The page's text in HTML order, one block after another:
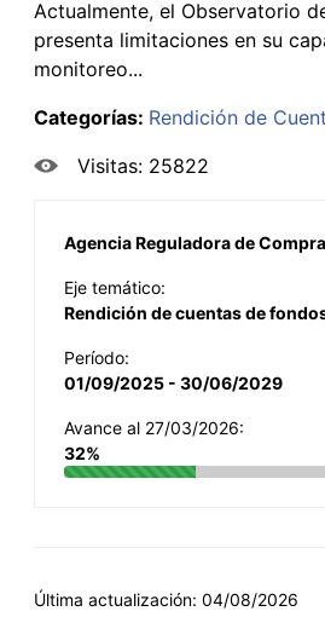
Actualmente, el Observatorio
presenta limitaciones en su
monitoreo...
Categorías: Rendición de
Visitas: 25822
Agencia Reguladora de
Eje temático:
Rendición de cuentas de
Período:
01/09/2025 - 30/06/2029
Avance al 27/03/2026:
32%
Última actualización: 04/08/2026